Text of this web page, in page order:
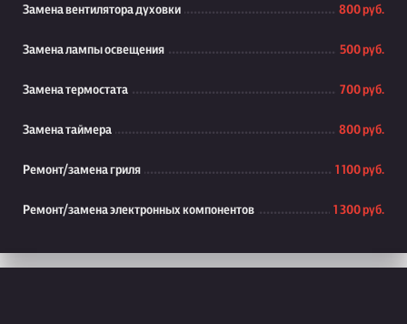
Замена вентилятора духовки 800 руб.
Замена лампы освещения 500 руб.
Замена термостата 700 руб.
Замена таймера 800 руб.
Ремонт/замена гриля 1 100 руб.
Ремонт/замена электронных компонентов 1 300 руб.